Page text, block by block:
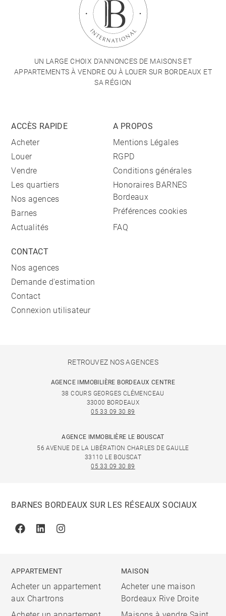
UN LARGE CHOIX D'ANNONCES DE MAISONS ET
APPARTEMENTS À VENDRE OU À LOUER SUR BORDEAUX ET
SA RÉGION
ACCÈS RAPIDE
Acheter
Louer
Vendre
Les quartiers
Nos agences
Barnes
Actualités
A PROPOS
Mentions Légales
RGPD
Conditions générales
Honoraires BARNES
Bordeaux
Préférences cookies
FAQ
CONTACT
Nos agences
Demande d'estimation
Contact
Connexion utilisateur
RETROUVEZ NOS AGENCES
AGENCE IMMOBILIÈRE BORDEAUX CENTRE
38 COURS GEORGES CLÉMENCEAU
33000 BORDEAUX
05 33 09 30 89
AGENCE IMMOBILIÈRE LE BOUSCAT
56 AVENUE DE LA LIBÉRATION CHARLES DE GAULLE
33110 LE BOUSCAT
05 33 09 30 89
BARNES BORDEAUX SUR LES RÉSEAUX SOCIAUX
FacebookLinkedinInstagram
APPARTEMENT
Acheter un appartement
aux Chartrons
MAISON
Acheter une maison
Bordeaux Rive Droite